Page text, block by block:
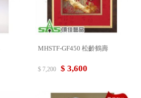
MHSTF-GF450 松齡鶴壽
$ 7,200 $ 3,600